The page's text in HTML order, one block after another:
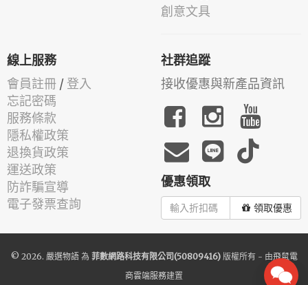
創意文具
線上服務
會員註冊 / 登入
忘記密碼
服務條款
隱私權政策
退換貨政策
運送政策
防詐騙宣導
電子發票查詢
社群追蹤
接收優惠與新產品資訊
優惠領取
領取優惠
© 2026. 嚴選物語為 菲數網路科技有限公司(50809416)版權所有 - 由飛鼠電
商雲端服務建置